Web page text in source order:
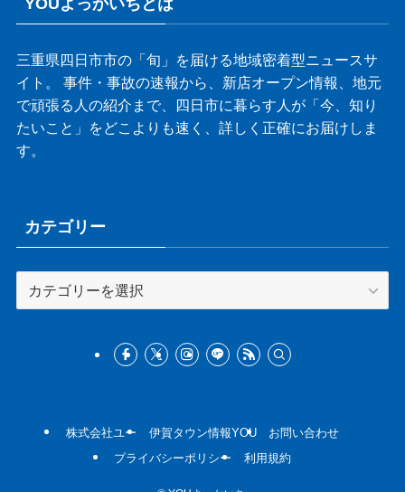
YOUよっかいちとは
三重県四日市市の「旬」を届ける地域密着型ニュースサ
イト。 事件・事故の速報から、新店オープン情報、地元
で頑張る人の紹介まで、四日市に暮らす人が「今、知り
たいこと」をどこよりも速く、詳しく正確にお届けしま
す。
カテゴリー
テ
株式会社ユー 伊賀タウン情報YOU
お問い合わせ
プライバシーポリシー
利用規約